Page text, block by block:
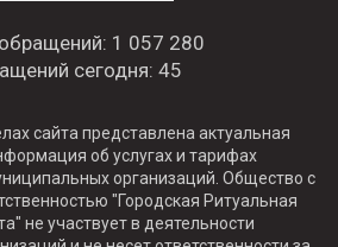
1 057 280
сегодня: 45
сайта представлена актуальная
об услугах и тарифах
организаций. Общество с
"Городская Ритуальная
не участвует в деятельности